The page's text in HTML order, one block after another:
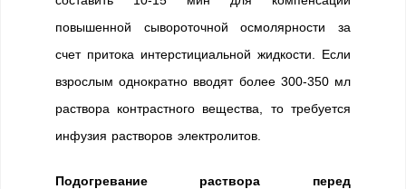
повышенной сывороточной осмолярности за
счет притока интерстициальной жидкости. Если
взрослым однократно вводят более 300-350 мл
раствора контрастного вещества, то требуется
инфузия растворов электролитов.
Подогревание раствора перед